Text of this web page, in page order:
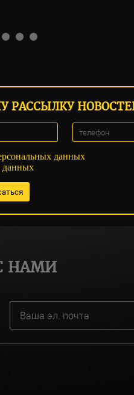
РАССЫЛКУ
данных
данных
НАМИ